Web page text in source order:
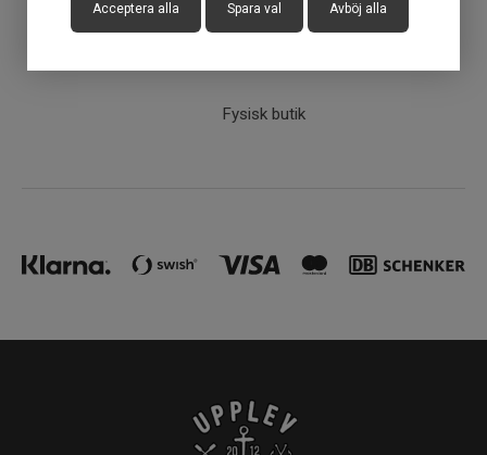
Acceptera alla Spara val Avböj alla
Fysisk butik